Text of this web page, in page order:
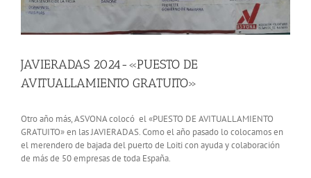
JAVIERADAS 2024-«PUESTO DE
AVITUALLAMIENTO GRATUITO»
Otro año más, ASVONA colocó el «PUESTO DE AVITUALLAMIENTO
GRATUITO» en las JAVIERADAS. Como el año pasado lo colocamos en
el merendero de bajada del puerto de Loiti con ayuda y colaboración
de más de 50 empresas de toda España.